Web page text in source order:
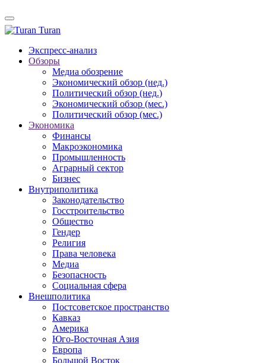
Turan
Экспресс-анализ
Обзоры
Медиа обозрение
Экономический обзор (нед.)
Политический обзор (нед.)
Экономический обзор (мес.)
Политический обзор (мес.)
Экономика
Финансы
Макроэкономика
Промышленность
Аграрный сектор
Бизнес
Внутриполитика
Законодательство
Госстроительство
Общество
Гендер
Религия
Права человека
Медиа
Безопасность
Социальная сфера
Внешполитика
Постсоветское пространство
Кавказ
Америка
Юго-Восточная Азия
Европа
Большой Восток